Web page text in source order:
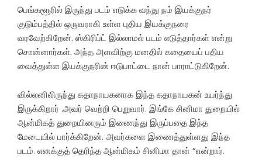
பெங்களூரில் இருந்து படம் எடுக்க வந்து நம் இயக்குநர்
குடும்பத்தில் ஒருவராகி உள்ள புதிய இயக்குநரை
வரவேற்கிறேன். ஸ்கிரிப்ட் இல்லாமல் படம் எடுத்தார்கள் என்று
சொன்னார்கள். அந்த அளவிற்கு மனதில் கதையைப் பதிய
வைத்துள்ள இயக்குநரின் ஈடுபாட்டை நான் பாராட்டுகிறேன்.
வில்லனிலிருந்து கதாநாயகனாக இந்த கதாநாயகன் உயர்ந்து
இருக்கிறார் .அவர் வெற்றி பெறுவார். இங்கே சினிமா துறையில்
ஆன்மிகத் துறையினரும் இணைந்து இருப்பதை இந்த
மேடையில் பார்க்கிறேன். அவர்களை இணைத்துள்ளது இந்த
படம். எனக்குத் தெரிந்த ஆன்மிகம் சினிமா தான் “என்றார்.